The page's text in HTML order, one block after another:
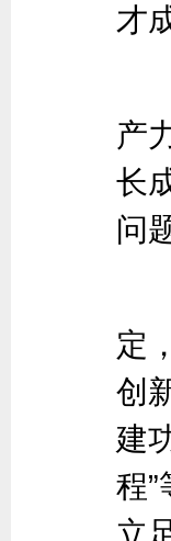
才
产
长
问
定
创
建
程
立